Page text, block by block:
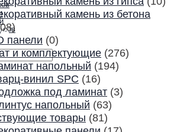
камень из бетона
панели (0)
и комплектующие (276)
напольный (194)
винил SPC (16)
под ламинат (3)
напольный (63)
товары (81)